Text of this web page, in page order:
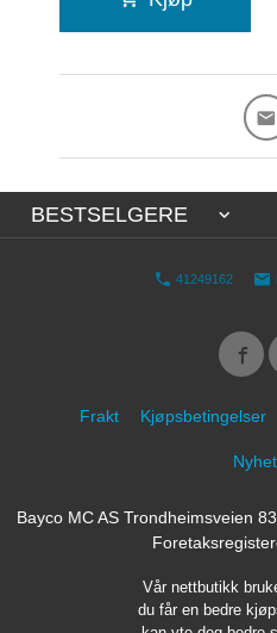
BESTSELGERE
41249162
Frakt Kjøpsbetingelser
Bayco MC AS Trondheimsveien
Vår nettbutikk
du får en bedre